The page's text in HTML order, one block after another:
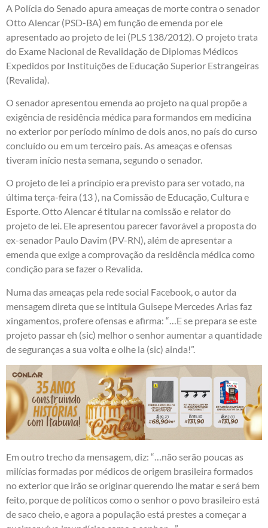
A Polícia do Senado apura ameaças de morte contra o senador
Otto Alencar (PSD-BA) em função de emenda por ele
apresentado ao projeto de lei (PLS 138/2012). O projeto trata
do Exame Nacional de Revalidação de Diplomas Médicos
Expedidos por Instituições de Educação Superior Estrangeiras
(Revalida).
O senador apresentou emenda ao projeto na qual propõe a
exigência de residência médica para formandos em medicina
no exterior por período mínimo de dois anos, no país do curso
concluído ou em um terceiro país. As ameaças e ofensas
tiveram início nesta semana, segundo o senador.
O projeto de lei a princípio era previsto para ser votado, na
última terça-feira (13 ), na Comissão de Educação, Cultura e
Esporte. Otto Alencar é titular na comissão e relator do
projeto de lei. Ele apresentou parecer favorável a proposta do
ex-senador Paulo Davim (PV-RN), além de apresentar a
emenda que exige a comprovação da residência médica como
condição para se fazer o Revalida.
Numa das ameaças pela rede social Facebook, o autor da
mensagem direta que se intitula Guisepe Mercedes Arias faz
xingamentos, profere ofensas e afirma: “…E se prepara se este
projeto passar eh (sic) melhor o senhor aumentar a quantidade
de seguranças a sua volta e olhe la (sic) ainda!”.
Em outro trecho da mensagem, diz: “…não serão poucas as
milícias formadas por médicos de origem brasileira formados
no exterior que irão se originar querendo lhe matar e será bem
feito, porque de políticos como o senhor o povo brasileiro está
de saco cheio, e agora a população está prestes a começar a